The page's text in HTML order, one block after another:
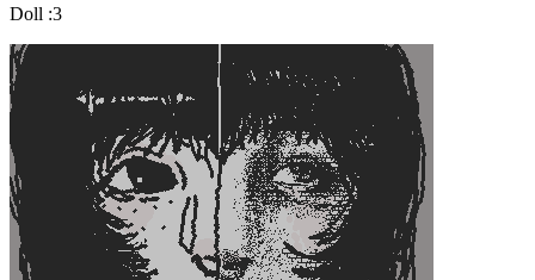
Doll :3